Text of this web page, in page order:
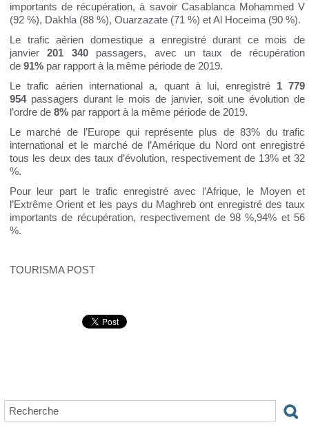
importants de récupération, à savoir Casablanca Mohammed V
(92 %), Dakhla (88 %), Ouarzazate (71 %) et Al Hoceima (90 %).
Le trafic aérien domestique a enregistré durant ce mois de
janvier201 340passagers, avec un taux de récupération
de 91% par rapport à la même période de 2019.
Le trafic aérien international a, quant à lui, enregistré 1 779
954passagers durant le mois de janvier, soit une évolution de
l’ordre de 8% par rapport à la même période de 2019.
Le marché de l’Europe qui représente plus de 83% du trafic
international et le marché de l’Amérique du Nord ont enregistré
tous les deux des taux d’évolution, respectivement de 13% et 32
%.
Pour leur part le trafic enregistré avec l’Afrique, le Moyen et
l’Extrême Orient et les pays du Maghreb ont enregistré des taux
importants de récupération, respectivement de 98 %,94% et 56
%.
TOURISMA POST